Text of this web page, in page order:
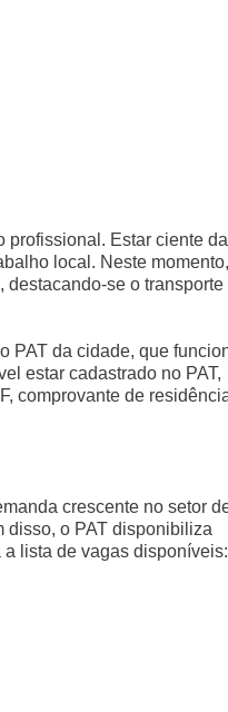
profissional. Estar ciente
local. Neste
se o transporte
PAT da cidade, que
estar cadastrado no PAT,
comprovante de
crescente no setor
disso, o PAT disponibiliza
lista de vagas disponíveis: